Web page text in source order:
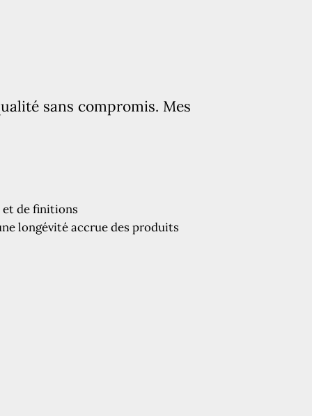
sans compromis. Mes
et de finitions
longévité accrue des produits